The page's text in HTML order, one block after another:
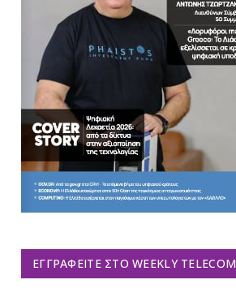
ΕΓΓΡΑΦΕΊΤΕ ΣΤΟ WEEKLY TELECOM